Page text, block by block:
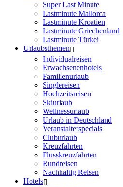
Super Last Minute
Lastminute Mallorca
Lastminute Kroatien
Lastminute Griechenland
Lastminute Türkei
Urlaubsthemen
Individualreisen
Erwachsenenhotels
Familienurlaub
Singlereisen
Hochzeitsreisen
Skiurlaub
Wellnessurlaub
Urlaub in Deutschland
Veranstalterspecials
Cluburlaub
Kreuzfahrten
Flusskreuzfahrten
Rundreisen
Nachhaltig Reisen
Hotels